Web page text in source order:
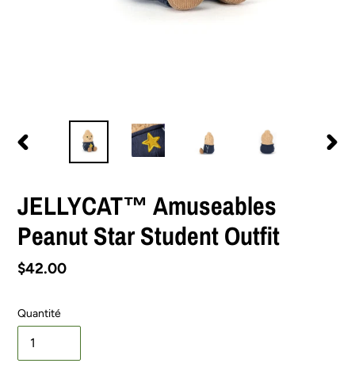
JELLYCAT™ Amuseables
Peanut Star Student Outfit
Prix
$42.00
Quantité